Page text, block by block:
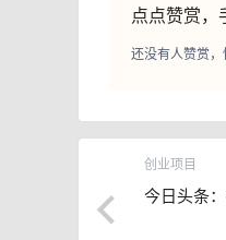
点点赞赏，
还没有人赞赏，
创业项目
今日头条